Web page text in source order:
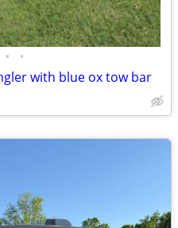
• •
with blue ox tow bar